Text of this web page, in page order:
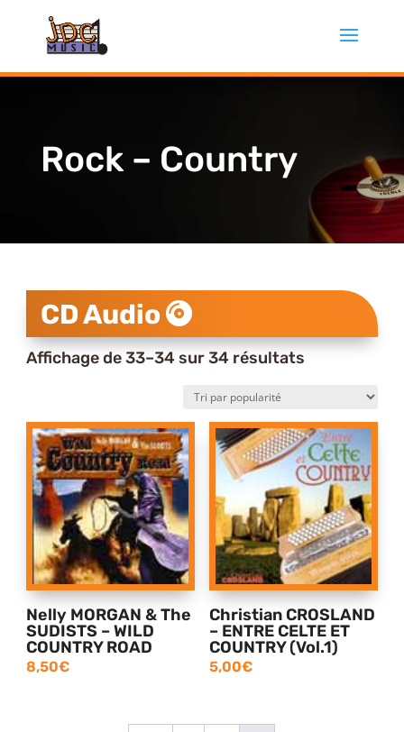
Rock – Country
CD Audio
Affichage de 33–34 sur 34 résultats
popularité
Nelly MORGAN & The
SUDISTS – WILD
COUNTRY ROAD
8,50€
Christian CROSLAND
– ENTRE CELTE ET
COUNTRY (Vol.1)
5,00€